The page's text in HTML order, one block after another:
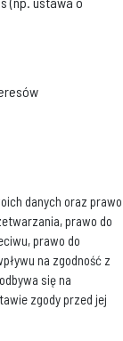
danych oraz prawo
prawo do
prawo do
na zgodność z
się na
zgody przed jej